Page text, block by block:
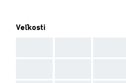
Veľkosti